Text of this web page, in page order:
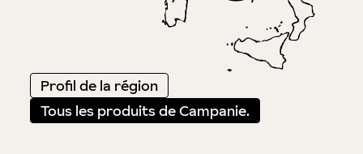
Profil de la région
Tous les produits de Campanie.